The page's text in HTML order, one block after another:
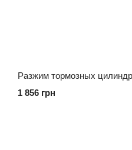
1 856 грн